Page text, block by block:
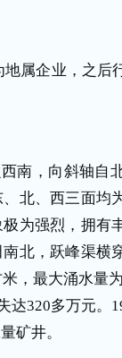
属企业，之后
南，向斜轴自
北、西三面均
为强烈，拥有
北，跃峰渠横
，最大涌水量
达320多万元。
矿井。